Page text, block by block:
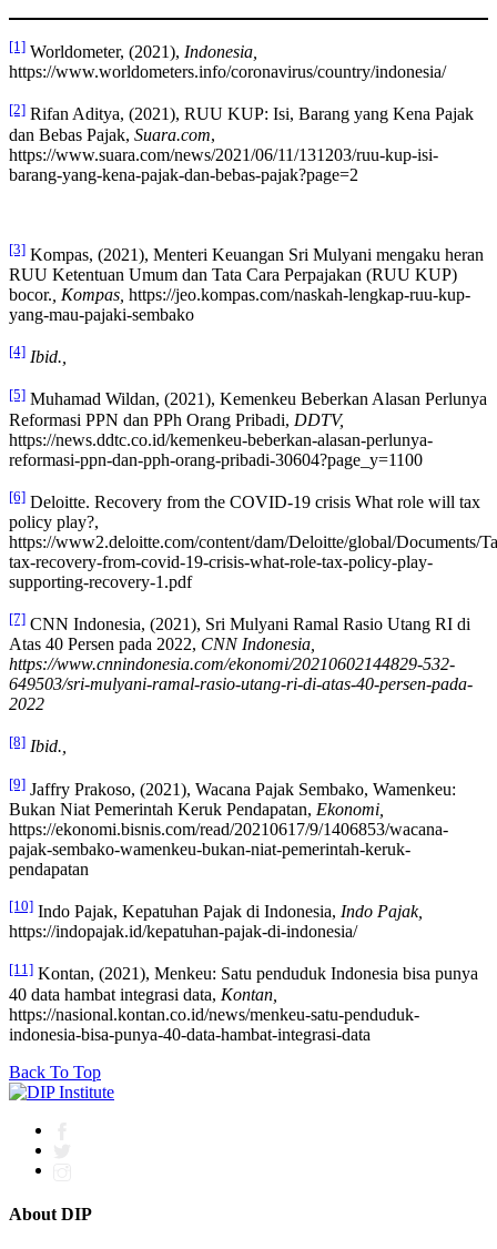
[1] Worldometer, (2021), Indonesia,
https://www.worldometers.info/coronavirus/country/indonesia/
[2] Rifan Aditya, (2021), RUU KUP: Isi, Barang yang Kena Pajak
dan Bebas Pajak, Suara.com,
https://www.suara.com/news/2021/06/11/131203/ruu-kup-isi-
barang-yang-kena-pajak-dan-bebas-pajak?page=2
[3] Kompas, (2021), Menteri Keuangan Sri Mulyani mengaku heran
RUU Ketentuan Umum dan Tata Cara Perpajakan (RUU KUP)
bocor. , Kompas, https://jeo.kompas.com/naskah-lengkap-ruu-kup-
yang-mau-pajaki-sembako
[4] Ibid.,
[5] Muhamad Wildan, (2021), Kemenkeu Beberkan Alasan Perlunya
Reformasi PPN dan PPh Orang Pribadi, DDTV,
https://news.ddtc.co.id/kemenkeu-beberkan-alasan-perlunya-
reformasi-ppn-dan-pph-orang-pribadi-30604?page_y=1100
[6] Deloitte. Recovery from the COVID-19 crisis What role will tax
policy play?,
https://www2.deloitte.com/content/dam/Deloitte/global/Documents/
tax-recovery-from-covid-19-crisis-what-role-tax-policy-play-
supporting-recovery-1.pdf
[7] CNN Indonesia, (2021), Sri Mulyani Ramal Rasio Utang RI di
Atas 40 Persen pada 2022, CNN Indonesia,
https://www.cnnindonesia.com/ekonomi/20210602144829-532-
649503/sri-mulyani-ramal-rasio-utang-ri-di-atas-40-persen-pada-
2022
[8] Ibid.,
[9] Jaffry Prakoso, (2021), Wacana Pajak Sembako, Wamenkeu:
Bukan Niat Pemerintah Keruk Pendapatan, Ekonomi,
https://ekonomi.bisnis.com/read/20210617/9/1406853/wacana-
pajak-sembako-wamenkeu-bukan-niat-pemerintah-keruk-
pendapatan
[10] Indo Pajak, Kepatuhan Pajak di Indonesia, Indo Pajak,
https://indopajak.id/kepatuhan-pajak-di-indonesia/
[11] Kontan, (2021), Menkeu: Satu penduduk Indonesia bisa punya
40 data hambat integrasi data, Kontan,
https://nasional.kontan.co.id/news/menkeu-satu-penduduk-
indonesia-bisa-punya-40-data-hambat-integrasi-data
Back To Top
About DIP